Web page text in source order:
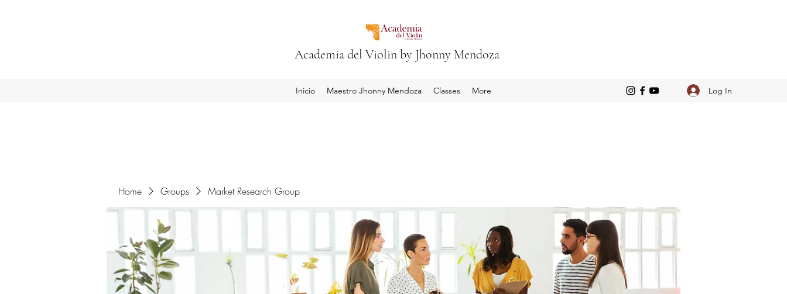
Academia del Violin by Jhonny Mendoza
Inicio Maestro Jhonny Mendoza Classes More Log In
Home Groups Market Research Group